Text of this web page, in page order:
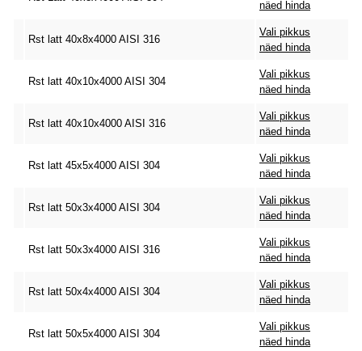
näed hinda
Rst latt 40x8x4000 AISI 316
Vali pikkus
näed hinda
Rst latt 40x10x4000 AISI 304
Vali pikkus
näed hinda
Rst latt 40x10x4000 AISI 316
Vali pikkus
näed hinda
Rst latt 45x5x4000 AISI 304
Vali pikkus
näed hinda
Rst latt 50x3x4000 AISI 304
Vali pikkus
näed hinda
Rst latt 50x3x4000 AISI 316
Vali pikkus
näed hinda
Rst latt 50x4x4000 AISI 304
Vali pikkus
näed hinda
Rst latt 50x5x4000 AISI 304
Vali pikkus
näed hinda